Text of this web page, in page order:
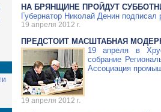
НА БРЯНЩИНЕ ПРОЙДУТ
Губернатор Николай Денин
19 апреля 2012 г.
ПРЕДСТОИТ МАСШТАБНАЯ
19 апреля в
собрание
Ассоциация
19 апреля 2012 г.